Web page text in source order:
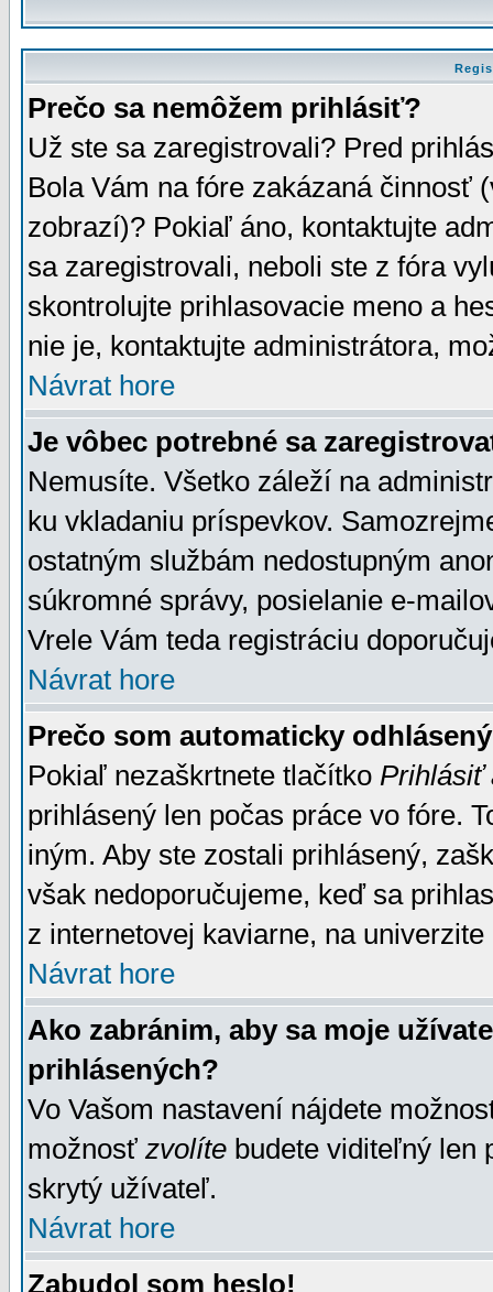
Prečo sa nemôžem prihlásiť?
Už ste sa zaregistrovali? Pred
Bola Vám na fóre zakázaná činnosť
zobrazí)? Pokiaľ áno, kontaktujte
sa zaregistrovali, neboli ste z fóra
skontrolujte prihlasovacie meno a
nie je, kontaktujte administrátora,
Návrat hore
Je vôbec potrebné sa
Nemusíte. Všetko záleží na
ku vkladaniu príspevkov.
ostatným službám nedostupným
súkromné správy, posielanie e-
Vrele Vám teda registráciu
Návrat hore
Prečo som automaticky
Pokiaľ nezaškrtnete tlačítko Prihlásiť
prihlásený len počas práce vo fóre.
iným. Aby ste zostali prihlásený,
však nedoporučujeme, keď sa
z internetovej kaviarne, na univerzite
Návrat hore
Ako zabránim, aby sa moje
prihlásených?
Vo Vašom nastavení nájdete
možnosť zvolíte budete viditeľný len
skrytý užívateľ.
Návrat hore
Zabudol som heslo!